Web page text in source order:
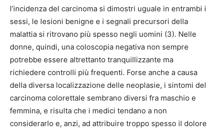
l’incidenza del carcinoma si dimostri uguale in entrambi i
sessi, le lesioni benigne e i segnali precursori della
malattia si ritrovano più spesso negli uomini (3). Nelle
donne, quindi, una coloscopia negativa non sempre
potrebbe essere altrettanto tranquillizzante ma
richiedere controlli più frequenti. Forse anche a causa
della diversa localizzazione delle neoplasie, i sintomi del
carcinoma colorettale sembrano diversi fra maschio e
femmina, e risulta che i medici tendano a non
considerarlo e, anzi, ad attribuire troppo spesso il dolore